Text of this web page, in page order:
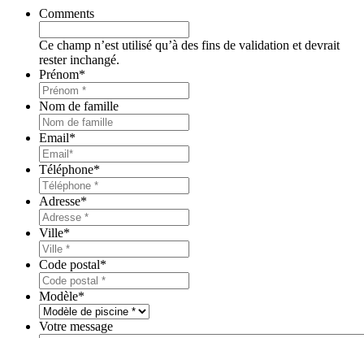
Comments
Ce champ n’est utilisé qu’à des fins de validation et devrait
rester inchangé.
Prénom*
Nom de famille
Email*
Téléphone*
Adresse*
Ville*
Code postal*
Modèle*
Votre message